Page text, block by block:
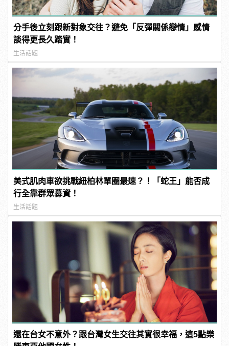
分手後立刻跟新對象交往？避免「反彈關係戀情」感情
談得更長久踏實！
生活話題
美式肌肉車欲挑戰紐柏林單圈最速？！「蛇王」能否成
行全靠群眾募資！
生活話題
還在台女不意外？跟台灣女生交往其實很幸福，這5點樂